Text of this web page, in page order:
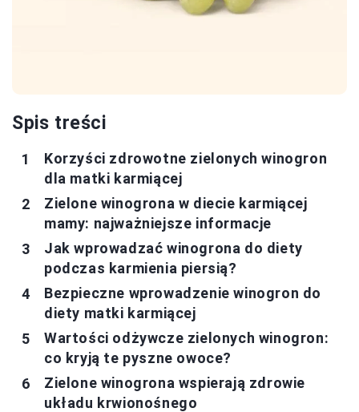
Spis treści
Korzyści zdrowotne zielonych winogron
dla matki karmiącej
Zielone winogrona w diecie karmiącej
mamy: najważniejsze informacje
Jak wprowadzać winogrona do diety
podczas karmienia piersią?
Bezpieczne wprowadzenie winogron do
diety matki karmiącej
Wartości odżywcze zielonych winogron:
co kryją te pyszne owoce?
Zielone winogrona wspierają zdrowie
układu krwionośnego